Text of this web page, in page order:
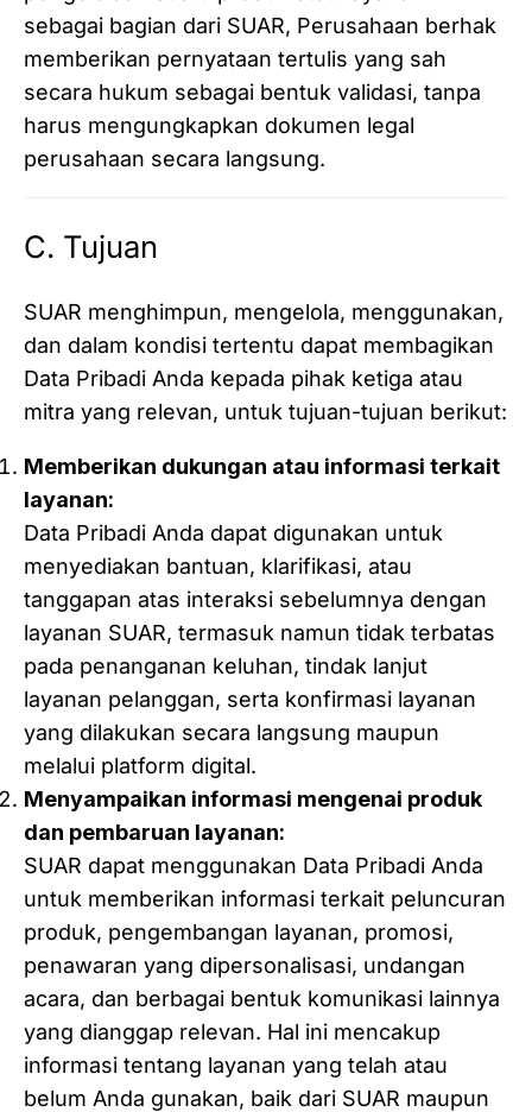
sebagai bagian dari SUAR, Perusahaan berhak
memberikan pernyataan tertulis yang sah
secara hukum sebagai bentuk validasi, tanpa
harus mengungkapkan dokumen legal
perusahaan secara langsung.
C. Tujuan
SUAR menghimpun, mengelola, menggunakan,
dan dalam kondisi tertentu dapat membagikan
Data Pribadi Anda kepada pihak ketiga atau
mitra yang relevan, untuk tujuan-tujuan berikut:
Memberikan dukungan atau informasi terkait
layanan:
Data Pribadi Anda dapat digunakan untuk
menyediakan bantuan, klarifikasi, atau
tanggapan atas interaksi sebelumnya dengan
layanan SUAR, termasuk namun tidak terbatas
pada penanganan keluhan, tindak lanjut
layanan pelanggan, serta konfirmasi layanan
yang dilakukan secara langsung maupun
melalui platform digital.
Menyampaikan informasi mengenai produk
dan pembaruan layanan:
SUAR dapat menggunakan Data Pribadi Anda
untuk memberikan informasi terkait peluncuran
produk, pengembangan layanan, promosi,
penawaran yang dipersonalisasi, undangan
acara, dan berbagai bentuk komunikasi lainnya
yang dianggap relevan. Hal ini mencakup
informasi tentang layanan yang telah atau
belum Anda gunakan, baik dari SUAR maupun